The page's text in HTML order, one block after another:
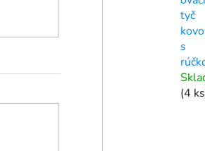
tyč
s
(4 ks